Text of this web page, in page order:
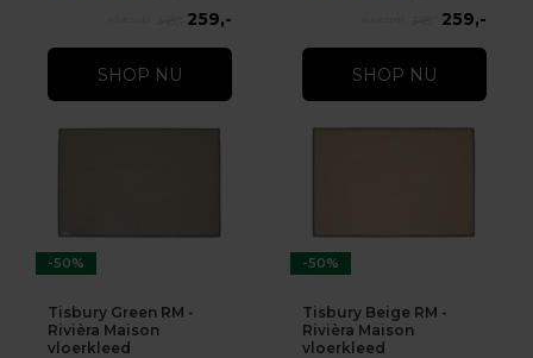
259,-
SHOP NU
259,-
SHOP NU
-50%
Tisbury Green RM -
Rivièra Maison
vloerkleed
-50%
Tisbury Beige RM -
Rivièra Maison
vloerkleed